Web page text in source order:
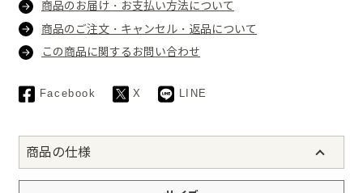
商品のお届け・お支払い方法について
商品のご注文・キャンセル・返品について
この商品に関するお問い合わせ
Facebook X LINE
商品の仕様